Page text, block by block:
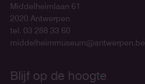
Middelheimlaan 61
2020 Antwerpen
tel. 03 288 33 60
middelheimmuseum@antwerpen.be
Blijf op de hoogte